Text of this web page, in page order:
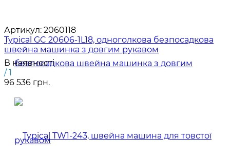
Артикул: 2060118
Typical GC 20606-1L18, одноголкова безпосадкова
швейна машинка з довгим рукавом
В наявності
/ 1
96 536 грн.